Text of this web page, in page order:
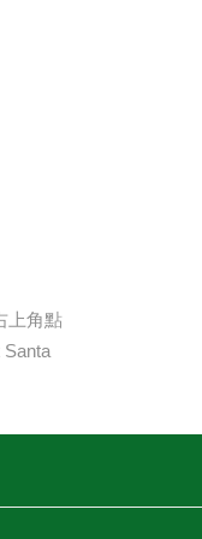
上角點
Santa